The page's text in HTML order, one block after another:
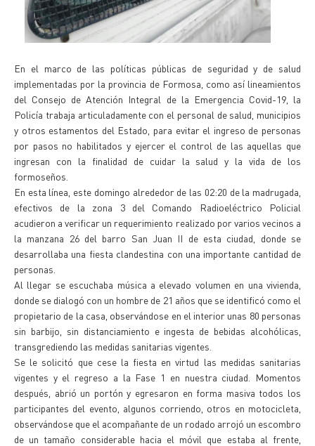
En el marco de las políticas públicas de seguridad y de salud
implementadas por la provincia de Formosa, como así lineamientos
del Consejo de Atención Integral de la Emergencia Covid-19, la
Policía trabaja articuladamente con el personal de salud, municipios
y otros estamentos del Estado, para evitar el ingreso de personas
por pasos no habilitados y ejercer el control de las aquellas que
ingresan con la finalidad de cuidar la salud y la vida de los
formoseños.
En esta línea, este domingo alrededor de las 02:20 de la madrugada,
efectivos de la zona 3 del Comando Radioeléctrico Policial
acudieron a verificar un requerimiento realizado por varios vecinos a
la manzana 26 del barro San Juan II de esta ciudad, donde se
desarrollaba una fiesta clandestina con una importante cantidad de
personas.
Al llegar se escuchaba música a elevado volumen en una vivienda,
donde se dialogó con un hombre de 21 años que se identificó como el
propietario de la casa, observándose en el interior unas 80 personas
sin barbijo, sin distanciamiento e ingesta de bebidas alcohólicas,
transgrediendo las medidas sanitarias vigentes.
Se le solicitó que cese la fiesta en virtud las medidas sanitarias
vigentes y el regreso a la Fase 1 en nuestra ciudad. Momentos
después, abrió un portón y egresaron en forma masiva todos los
participantes del evento, algunos corriendo, otros en motocicleta,
observándose que el acompañante de un rodado arrojó un escombro
de un tamaño considerable hacia el móvil que estaba al frente,